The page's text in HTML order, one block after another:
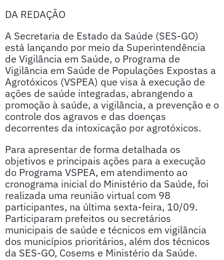
DA REDAÇÃO
A Secretaria de Estado da Saúde (SES-GO)
está lançando por meio da Superintendência
de Vigilância em Saúde, o Programa de
Vigilância em Saúde de Populações Expostas a
Agrotóxicos (VSPEA) que visa à execução de
ações de saúde integradas, abrangendo a
promoção à saúde, a vigilância, a prevenção e o
controle dos agravos e das doenças
decorrentes da intoxicação por agrotóxicos.
Para apresentar de forma detalhada os
objetivos e principais ações para a execução
do Programa VSPEA, em atendimento ao
cronograma inicial do Ministério da Saúde, foi
realizada uma reunião virtual com 98
participantes, na última sexta-feira, 10/09.
Participaram prefeitos ou secretários
municipais de saúde e técnicos em vigilância
dos municípios prioritários, além dos técnicos
da SES-GO, Cosems e Ministério da Saúde.